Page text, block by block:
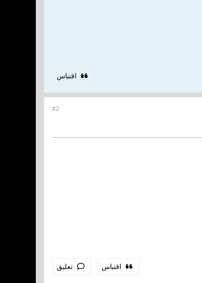
اقتباس
#2
اقتباس تعليق